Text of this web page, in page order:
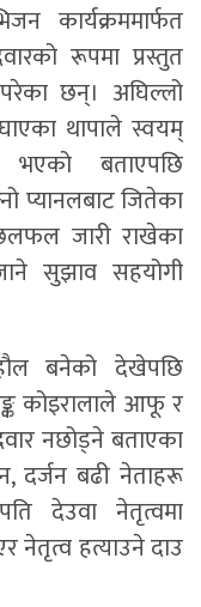
कार्यक्रममार्फत
रूपमा प्रस्तुत
छन्। अघिल्लो
थापाले स्वयम्
बताएपछि
प्यानलबाट जितेका
जारी राखेका
सुझाव सहयोगी
बनेको देखेपछि
कोइरालाले आफू र
नछोड्ने बताएका
दर्जन बढी नेताहरू
देउवा नेतृत्वमा
नेतृत्व हत्याउने दाउ